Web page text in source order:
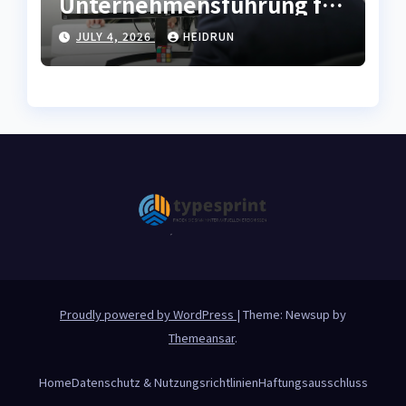
moderne
Strukturentwicklung
JULY 4, 2026 HEIDRUN
Proudly powered by WordPress | Theme: Newsup by
Themeansar.
HomeDatenschutz & NutzungsrichtlinienHaftungsausschluss